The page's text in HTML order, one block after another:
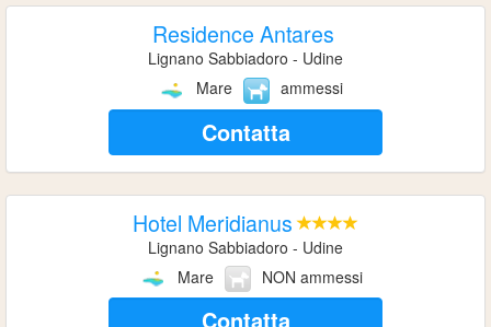
Residence Antares
Lignano Sabbiadoro - Udine
Mare
ammessi
Contatta
Hotel Meridianus
Lignano Sabbiadoro - Udine
Mare
NON ammessi
Contatta